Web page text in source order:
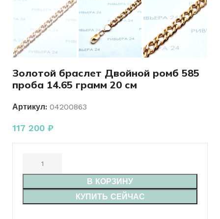
Золотой браслет Двойной ромб 585
проба 14.65 грамм 20 см
Артикул: 04200863
117 200 ₽
В КОРЗИНУ
КУПИТЬ СЕЙЧАС